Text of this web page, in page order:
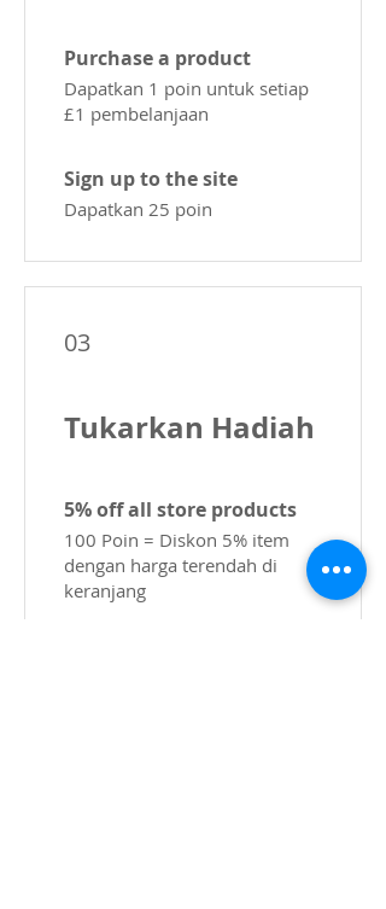
Purchase a product
Dapatkan 1 poin untuk setiap
£1 pembelanjaan
Sign up to the site
Dapatkan 25 poin
03
Tukarkan Hadiah
5% off all store products
100 Poin = Diskon 5% item
dengan harga terendah di
keranjang